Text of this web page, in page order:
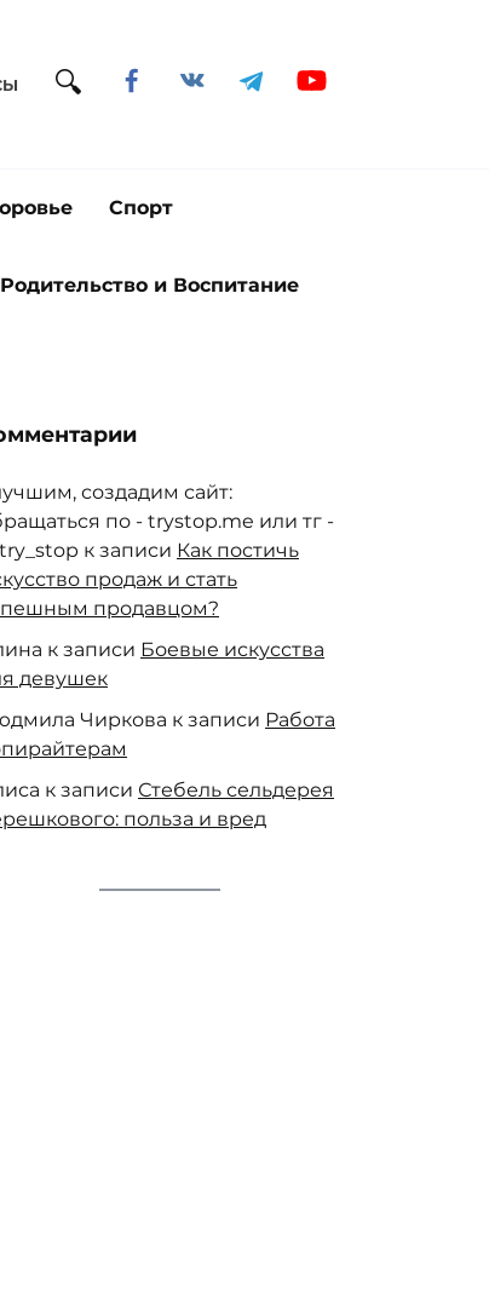
Спорт
Родительство и Воспитание
создадим сайт:
по - trystop.me или тг -
к записи Как постичь
продаж и стать
продавцом?
к записи Боевые искусства
девушек
Чиркова к записи Работа
к записи Стебель сельдерея
польза и вред